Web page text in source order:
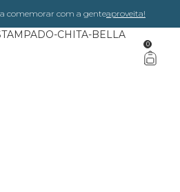
comemorar com a genteaproveita!
0